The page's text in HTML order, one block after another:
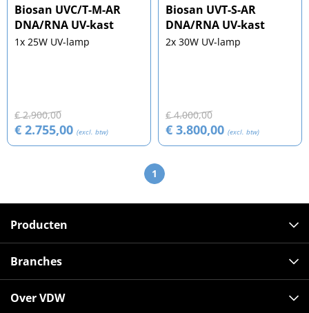
Biosan UVC/T-M-AR
DNA/RNA UV-kast
1x 25W UV-lamp
€ 2.900,00
€ 2.755,00 (excl. btw)
Biosan UVT-S-AR
DNA/RNA UV-kast
2x 30W UV-lamp
€ 4.000,00
€ 3.800,00 (excl. btw)
1
Producten
Branches
Over VDW